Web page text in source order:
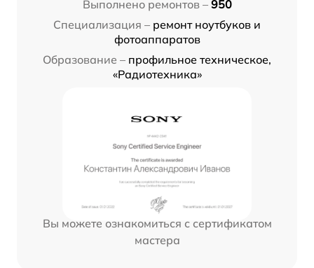
Выполнено ремонтов – 950
Специализация – ремонт ноутбуков и
фотоаппаратов
Образование – профильное техническое,
«Радиотехника»
Вы можете ознакомиться с сертификатом
мастера